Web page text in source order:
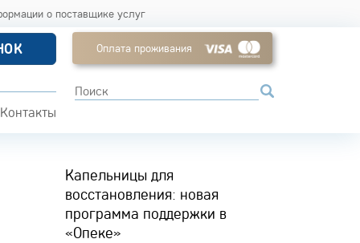
о поставщике услуг
Контакты
Оплата проживания
Капельницы для
восстановления: новая
программа поддержки в
«Опеке»